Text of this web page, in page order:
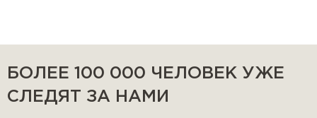
БОЛЕЕ 100 000 ЧЕЛОВЕК УЖЕ
СЛЕДЯТ ЗА НАМИ